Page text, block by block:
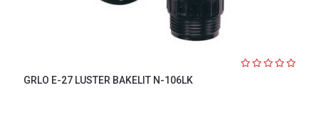
GRLO E-27 LUSTER BAKELIT N-106LK